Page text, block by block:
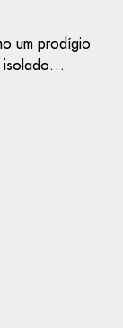
um prodígio
isolado…